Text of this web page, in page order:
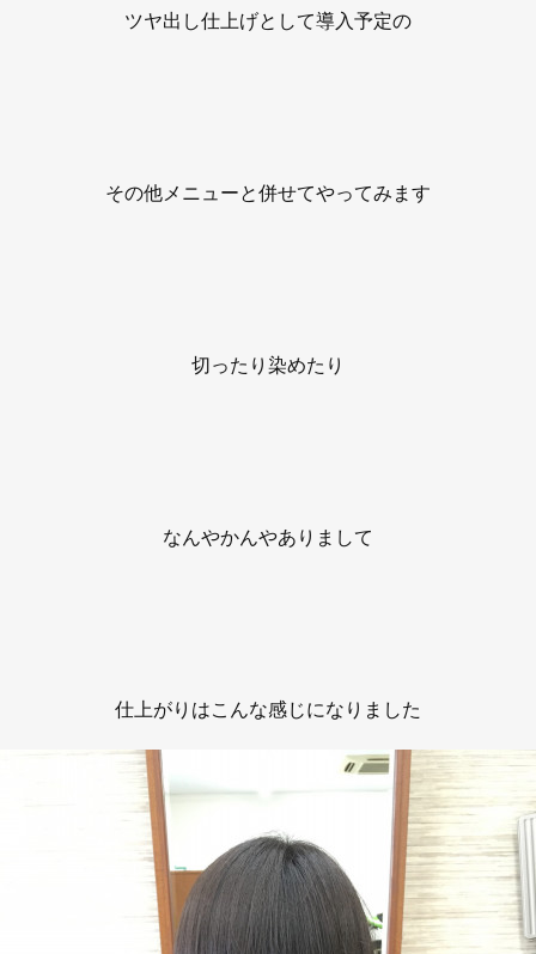
ツヤ出し仕上げとして導入予定の
その他メニューと併せてやってみます
切ったり染めたり
なんやかんやありまして
仕上がりはこんな感じになりました